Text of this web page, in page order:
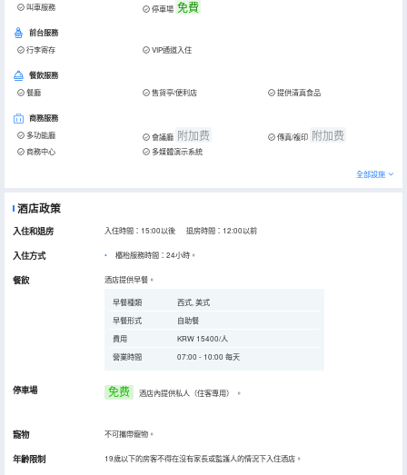
叫車服務 停車場 免費
前台服務
行李寄存 VIP通道入住
餐飲服務
餐廳 售貨亭/便利店 提供清真食品
商務服務
多功能廳 會議廳 附加费 傳真/複印 附加费
商務中心 多媒體演示系統
全部設施
酒店政策
入住和退房 入住時間：15:00以後 退房時間：12:00以前
入住方式 櫃枱服務時間：24小時。
餐飲 酒店提供早餐。
早餐種類
西式, 美式
早餐形式
自助餐
費用
KRW 15400/人
營業時間
07:00 - 10:00 每天
停車場 免费 酒店內提供私人（住客專用） 。
寵物 不可攜帶寵物。
年齡限制 19歲以下的房客不得在沒有家長或監護人的情況下入住酒店。